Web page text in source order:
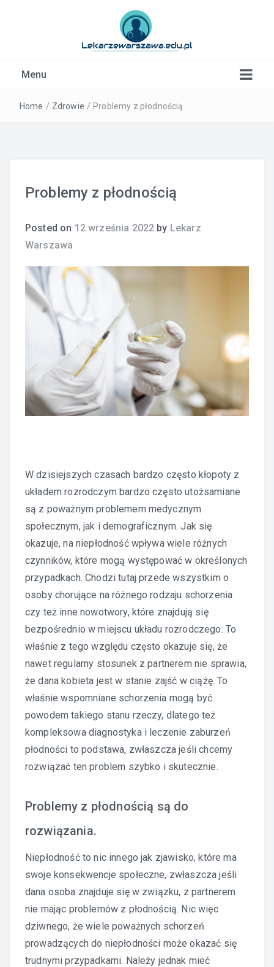
Menu
Home / Zdrowie / Problemy z płodnością
Problemy z płodnością
Posted on 12 września 2022 by Lekarz
Warszawa
W dzisiejszych czasach bardzo często kłopoty z
układem rozrodczym bardzo często utożsamiane
są z poważnym problemem medycznym
społecznym, jak i demograficznym. Jak się
okazuje, na niepłodność wpływa wiele różnych
czynników, które mogą występować w określonych
przypadkach. Chodzi tutaj przede wszystkim o
osoby chorujące na różnego rodzaju schorzenia
czy też inne nowotwory, które znajdują się
bezpośrednio w miejscu układu rozrodczego. To
właśnie z tego względu często okazuje się, że
nawet regularny stosunek z partnerem nie sprawia,
że dana kobieta jest w stanie zajść w ciążę. To
właśnie wspomniane schorzenia mogą być
powodem takiego stanu rzeczy, dlatego też
kompleksowa diagnostyka i leczenie zaburzeń
płodności to podstawa, zwłaszcza jeśli chcemy
rozwiązać ten problem szybko i skutecznie.
Problemy z płodnością są do
rozwiązania.
Niepłodność to nic innego jak zjawisko, które ma
swoje konsekwencje społeczne, zwłaszcza jeśli
dana osoba znajduje się w związku, z partnerem
nie mając problemów z płodnością. Nic więc
dziwnego, że wiele poważnych schorzeń
prowadzących do niepłodności może okazać się
trudnymi przypadkami. Należy jednak mieć